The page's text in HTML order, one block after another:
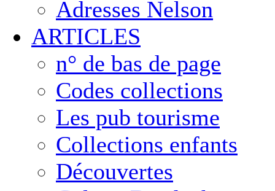
Adresses Nelson
ARTICLES
n° de bas de page
Codes collections
Les pub tourisme
Collections enfants
Découvertes